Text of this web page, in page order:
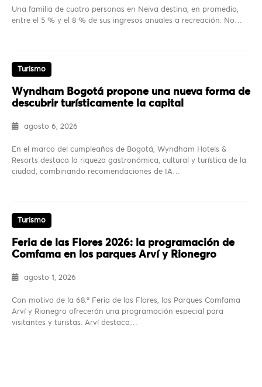
Una familia de cuatro personas en Neiva destina, en promedio,
entre el 5 % y el 8 % de sus ingresos anuales a recreación. No…
Turismo
Wyndham Bogotá propone una nueva forma de
descubrir turísticamente la capital
agosto 6, 2026
En el marco del cumpleaños de Bogotá, Wyndham Hotels &
Resorts destaca la riqueza gastronómica, cultural y turística de la
ciudad, combinando recomendaciones de IA…
Turismo
Feria de las Flores 2026: la programación de
Comfama en los parques Arví y Rionegro
agosto 1, 2026
Con motivo de la 68.ª Feria de las Flores, los Parques Comfama
Arví y Rionegro ofrecerán una programación especial para
visitantes y turistas. Arví destaca…